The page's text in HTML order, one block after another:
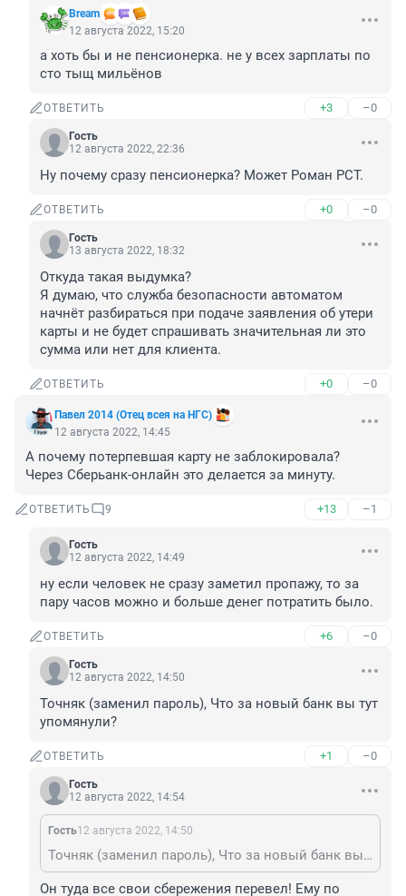
Bream
12 августа 2022, 15:20
а хоть бы и не пенсионерка. не у всех зарплаты по
сто тыщ мильёнов
ОТВЕТИТЬ +3 –0
Гость
12 августа 2022, 22:36
Ну почему сразу пенсионерка? Может Роман РСТ.
ОТВЕТИТЬ +0 –0
Гость
13 августа 2022, 18:32
Откуда такая выдумка?
Я думаю, что служба безопасности автоматом
начнёт разбираться при подаче заявления об утери
карты и не будет спрашивать значительная ли это
сумма или нет для клиента.
ОТВЕТИТЬ +0 –0
Павел 2014 (Отец всея на НГС)
12 августа 2022, 14:45
А почему потерпевшая карту не заблокировала?
Через Сберьанк-онлайн это делается за минуту.
ОТВЕТИТЬ 9 +13 –1
Гость
12 августа 2022, 14:49
ну если человек не сразу заметил пропажу, то за
пару часов можно и больше денег потратить было.
ОТВЕТИТЬ +6 –0
Гость
12 августа 2022, 14:50
Точняк (заменил пароль), Что за новый банк вы тут
упомянули?
ОТВЕТИТЬ +1 –0
Гость
12 августа 2022, 14:54
Гость12 августа 2022, 14:50
Точняк (заменил пароль), Что за новый банк вы тут упомянули?
Он туда все свои сбережения перевел! Ему по